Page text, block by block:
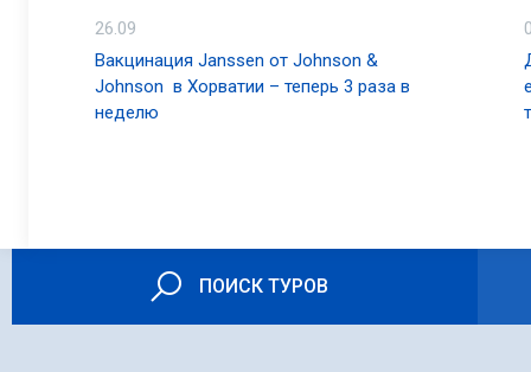
Уникальный состав воды
– хронические
– дегенеративные
– кожные заболевания
– инфекционные
26.09
Вакцинация Janssen от Johnson &
Johnson в Хорватии – теперь 3 раза в
неделю
ПОИСК ТУРОВ